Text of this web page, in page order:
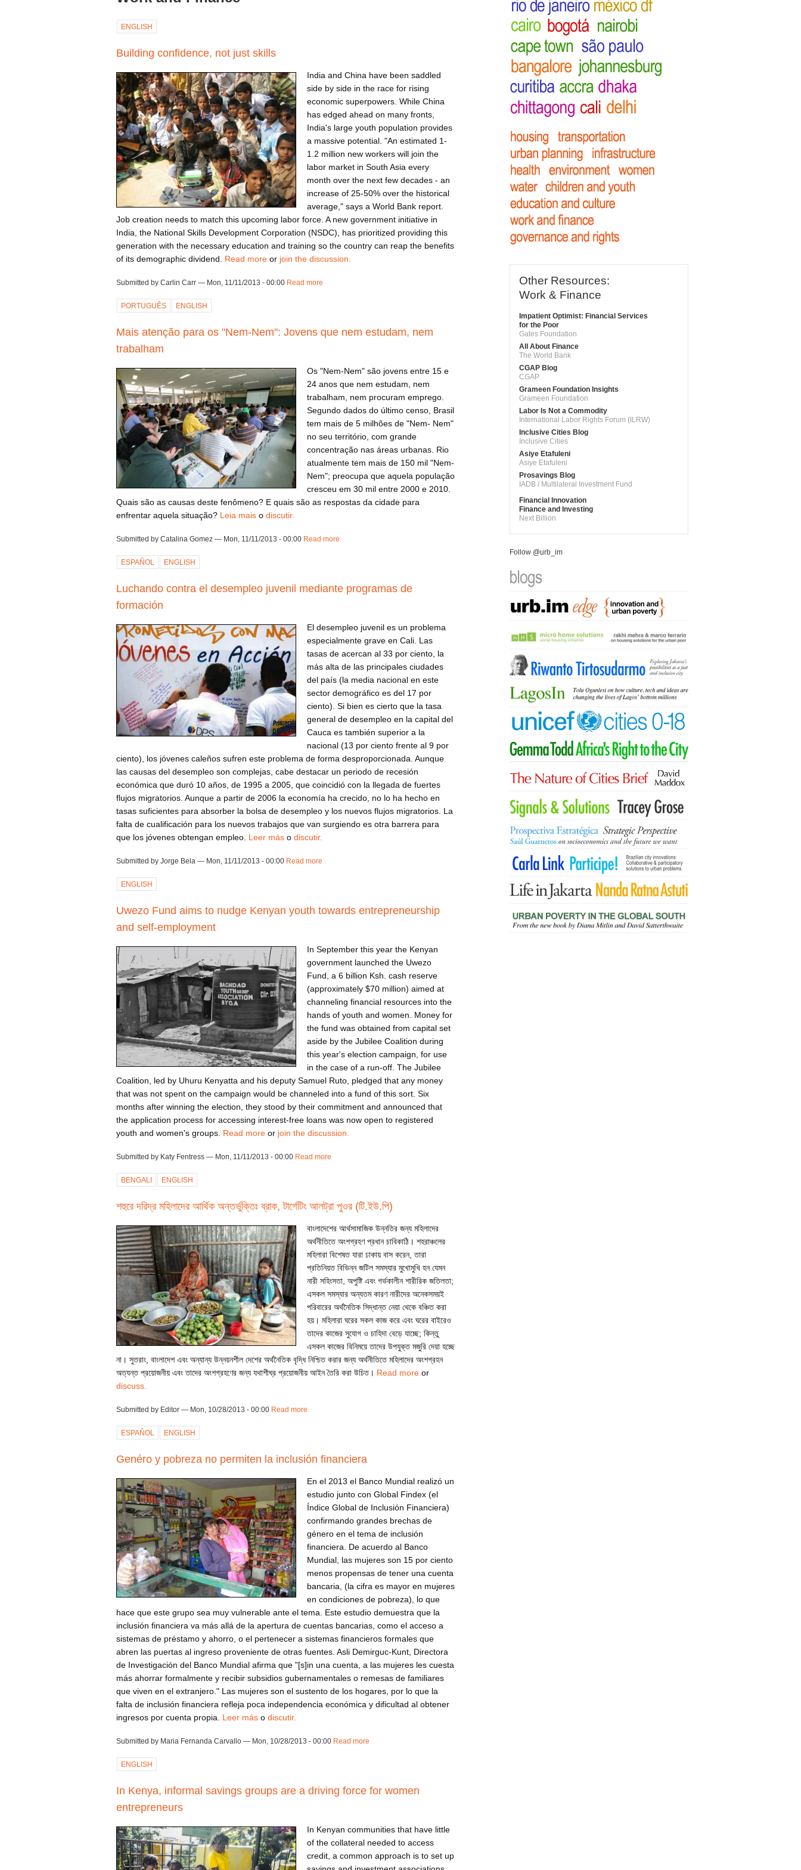
ENGLISH
Building confidence, not just skills
India and China have been saddled
side by side in the race for rising
economic superpowers. While China
has edged ahead on many fronts,
India's large youth population provides
a massive potential. "An estimated 1-
1.2 million new workers will join the
labor market in South Asia every
month over the next few decades - an
increase of 25-50% over the historical
average," says a World Bank report.
Job creation needs to match this upcoming labor force. A new government initiative in
India, the National Skills Development Corporation (NSDC), has prioritized providing this
generation with the necessary education and training so the country can reap the benefits
of its demographic dividend. Read moreor join the discussion.
Submitted by Carlin Carr — Mon, 11/11/2013 - 00:00 Read more
PORTUGUÊS ENGLISH
Mais atenção para os "Nem-Nem": Jovens que nem estudam, nem
trabalham
Os "Nem-Nem" são jovens entre 15 e
24 anos que nem estudam, nem
trabalham, nem procuram emprego.
Segundo dados do último censo, Brasil
tem mais de 5 milhões de "Nem- Nem"
no seu território, com grande
concentração nas áreas urbanas. Rio
atualmente tem mais de 150 mil "Nem-
Nem"; preocupa que aquela população
cresceu em 30 mil entre 2000 e 2010.
Quais são as causas deste fenômeno? E quais são as respostas da cidade para
enfrentar aquela situação? Leia maiso discutir.
Submitted by Catalina Gomez — Mon, 11/11/2013 - 00:00 Read more
ESPAÑOL ENGLISH
Luchando contra el desempleo juvenil mediante programas de
formación
El desempleo juvenil es un problema
especialmente grave en Cali. Las
tasas de acercan al 33 por ciento, la
más alta de las principales ciudades
del país (la media nacional en este
sector demográfico es del 17 por
ciento). Si bien es cierto que la tasa
general de desempleo en la capital del
Cauca es también superior a la
nacional (13 por ciento frente al 9 por
ciento), los jóvenes caleños sufren este problema de forma desproporcionada. Aunque
las causas del desempleo son complejas, cabe destacar un periodo de recesión
económica que duró 10 años, de 1995 a 2005, que coincidió con la llegada de fuertes
flujos migratorios. Aunque a partir de 2006 la economía ha crecido, no lo ha hecho en
tasas suficientes para absorber la bolsa de desempleo y los nuevos flujos migratorios. La
falta de cualificación para los nuevos trabajos que van surgiendo es otra barrera para
que los jóvenes obtengan empleo. Leer máso discutir.
Submitted by Jorge Bela — Mon, 11/11/2013 - 00:00 Read more
ENGLISH
Uwezo Fund aims to nudge Kenyan youth towards entrepreneurship
and self-employment
In September this year the Kenyan
government launched the Uwezo
Fund, a 6 billion Ksh. cash reserve
(approximately $70 million) aimed at
channeling financial resources into the
hands of youth and women. Money for
the fund was obtained from capital set
aside by the Jubilee Coalition during
this year's election campaign, for use
in the case of a run-off. The Jubilee
Coalition, led by Uhuru Kenyatta and his deputy Samuel Ruto, pledged that any money
that was not spent on the campaign would be channeled into a fund of this sort. Six
months after winning the election, they stood by their commitment and announced that
the application process for accessing interest-free loans was now open to registered
youth and women's groups. Read moreor join the discussion.
Submitted by Katy Fentress — Mon, 11/11/2013 - 00:00 Read more
BENGALI ENGLISH
শহুরে দরিদ্র মহিলাদের আর্থিক অন্তর্ভুক্তিঃ ব্রাক, টার্গেটিং আলট্রা পুওর (টি.ইউ.পি)
বাংলাদেশের আর্থসামাজিক উন্নতির জন্য মহিলাদের
অর্থনীতিতে অংশগ্রহণ প্রধান চাবিকাঠি। শহরাঞ্চলের
মহিলারা বিশেষত যারা ঢাকায় বাস করেন, তারা
প্রতিনিয়ত বিভিন্ন জটিল সমস্যার মুখোমুখি হন যেমন
নারী সহিংসতা, অপুষ্টি এবং গর্ভকালীন শারীরিক জতিলতা;
এসকল সমস্যার অন্যতম কারণ নারীদের অনেকসময়ই
পরিবারের অর্থনৈতিক সিদ্ধান্ত নেয়া থেকে বঞ্চিত করা
হয়। মহিলারা ঘরের সকল কাজ করে এবং ঘরের বাইরেও
তাদের কাজের সুযোগ ও চাহিদা বেড়ে যাচ্ছে; কিন্তু
এসকল কাজের বিনিময়ে তাদের উপযুক্ত মজুরি দেয়া হচ্ছে
না। সুতরাং, বাংলাদেশ এবং অন্যান্য উন্নয়নশীল দেশের অর্থনৈতিক বৃদ্ধি নিশ্চিত করার জন্য অর্থনীতিতে মহিলাদের অংশগ্রহন
অত্যন্ত প্রয়োজনীয় এবং তাদের অংশগ্রহণের জন্য যথাশীঘ্র প্রয়োজনীয় আইন তৈরি করা উচিত। Read moreor
discuss.
Submitted by Editor — Mon, 10/28/2013 - 00:00 Read more
ESPAÑOL ENGLISH
Genéro y pobreza no permiten la inclusión financiera
En el 2013 el Banco Mundial realizó un
estudio junto con Global Findex (el
Índice Global de Inclusión Financiera)
confirmando grandes brechas de
género en el tema de inclusión
financiera. De acuerdo al Banco
Mundial, las mujeres son 15 por ciento
menos propensas de tener una cuenta
bancaria, (la cifra es mayor en mujeres
en condiciones de pobreza), lo que
hace que este grupo sea muy vulnerable ante el tema. Este estudio demuestra que la
inclusión financiera va más allá de la apertura de cuentas bancarias, como el acceso a
sistemas de préstamo y ahorro, o el pertenecer a sistemas financieros formales que
abren las puertas al ingreso proveniente de otras fuentes. Asli Demirguc-Kunt, Directora
de Investigación del Banco Mundial afirma que "[s]in una cuenta, a las mujeres les cuesta
más ahorrar formalmente y recibir subsidios gubernamentales o remesas de familiares
que viven en el extranjero." Las mujeres son el sustento de los hogares, por lo que la
falta de inclusión financiera refleja poca independencia económica y dificultad al obtener
ingresos por cuenta propia. Leer máso discutir.
Submitted by Maria Fernanda Carvallo — Mon, 10/28/2013 - 00:00 Read more
ENGLISH
In Kenya, informal savings groups are a driving force for women
entrepreneurs
In Kenyan communities that have little
of the collateral needed to access
credit, a common approach is to set up
Other Resources:
Work & Finance
Impatient Optimist: Financial Services
for the Poor
Gates Foundation
All About Finance
The World Bank
CGAP Blog
CGAP
Grameen Foundation Insights
Grameen Foundation
Labor Is Not a Commodity
International Labor Rights Forum (ILRW)
Inclusive Cities Blog
Inclusive Cities
Asiye Etafuleni
Asiye Etafuleni
Prosavings Blog
IADB / Multilateral Investment Fund
Financial Innovation
Finance and Investing
Next Billion
Follow @urb_im